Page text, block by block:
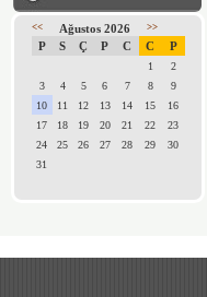
<< Ağustos 2026 >>
P S Ç P C C P
1
2
3
4 5 6 7 8
9
10
11 12 13 14 15
16
17
18 19 20 21 22
23
24
25 26 27 28 29
30
31